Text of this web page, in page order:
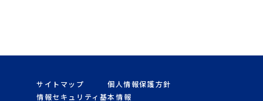
サイトマップ
個人情報保護方針
情報セキュリティ基本情報